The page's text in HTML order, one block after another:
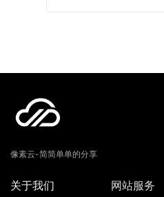
像素云-简简单单的分享
关于我们 网站服务